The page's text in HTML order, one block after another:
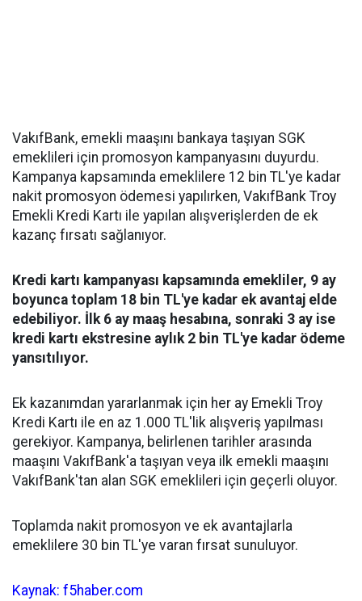
VakıfBank, emekli maaşını bankaya taşıyan SGK
emeklileri için promosyon kampanyasını duyurdu.
Kampanya kapsamında emeklilere 12 bin TL'ye kadar
nakit promosyon ödemesi yapılırken, VakıfBank Troy
Emekli Kredi Kartı ile yapılan alışverişlerden de ek
kazanç fırsatı sağlanıyor.
Kredi kartı kampanyası kapsamında emekliler, 9 ay
boyunca toplam 18 bin TL'ye kadar ek avantaj elde
edebiliyor. İlk 6 ay maaş hesabına, sonraki 3 ay ise
kredi kartı ekstresine aylık 2 bin TL'ye kadar ödeme
yansıtılıyor.
Ek kazanımdan yararlanmak için her ay Emekli Troy
Kredi Kartı ile en az 1.000 TL'lik alışveriş yapılması
gerekiyor. Kampanya, belirlenen tarihler arasında
maaşını VakıfBank'a taşıyan veya ilk emekli maaşını
VakıfBank'tan alan SGK emeklileri için geçerli oluyor.
Toplamda nakit promosyon ve ek avantajlarla
emeklilere 30 bin TL'ye varan fırsat sunuluyor.
Kaynak: f5haber.com